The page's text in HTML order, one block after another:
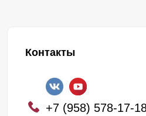
Контакты
+7 (958) 578-17-